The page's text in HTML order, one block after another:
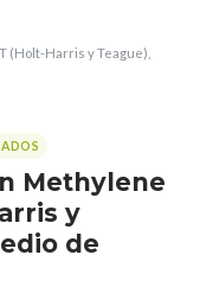
(Holt-Harris y Teague),
Methylene
y
de